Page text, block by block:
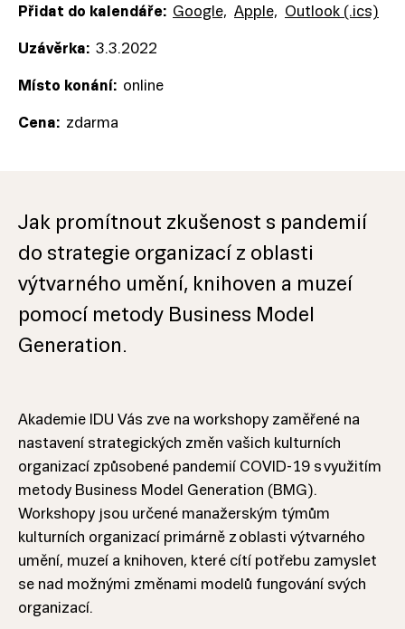
Přidat do kalendáře: Google, Apple, Outlook (.ics)
Uzávěrka: 3.3.2022
Místo konání: online
Cena: zdarma
Jak promítnout zkušenost s pandemií
do strategie organizací z oblasti
výtvarného umění, knihoven a muzeí
pomocí metody Business Model
Generation.
Akademie IDU Vás zve na workshopy zaměřené na
nastavení strategických změn vašich kulturních
organizací způsobené pandemií COVID-19 s využitím
metody Business Model Generation (BMG).
Workshopy jsou určené manažerským týmům
kulturních organizací primárně z oblasti výtvarného
umění, muzeí a knihoven, které cítí potřebu zamyslet
se nad možnými změnami modelů fungování svých
organizací.